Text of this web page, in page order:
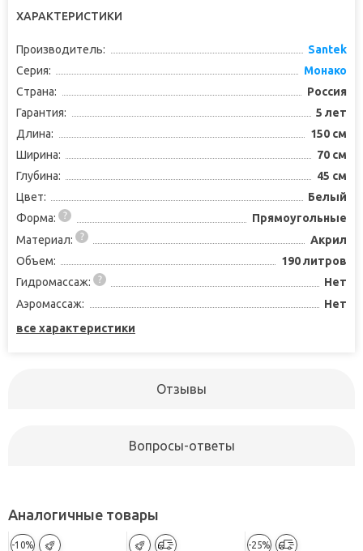
ХАРАКТЕРИСТИКИ
Производитель:
Santek
Серия:
Монако
Страна:
Россия
Гарантия:
5 лет
Длина:
150 см
Ширина:
70 см
Глубина:
45 см
Цвет:
Белый
Форма:
Прямоугольные
Материал:
Акрил
Объем:
190 литров
Гидромассаж:
Нет
Аэромассаж:
Нет
все характеристики
Отзывы
Вопросы-ответы
Аналогичные товары
-10% -25%